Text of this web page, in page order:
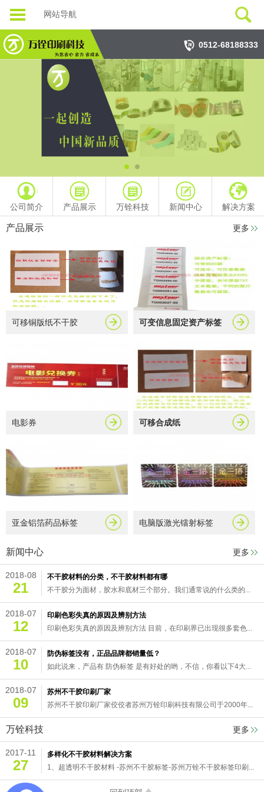
网站导航
0512-68188333
公司简介 产品展示 万铨科技 新闻中心 解决方案
产品展示 更多
可移铜版纸不干胶 可变信息固定资产标签
电影券 可移合成纸
亚金铝箔药品标签 电脑版激光镭射标签
新闻中心 更多
2018-08
21
不干胶材料的分类，不干胶材料都有哪
不干胶分为面材，胶水和底材三个部分。我们通常说的什么类的...
2018-07
12
印刷色彩失真的原因及辨别方法
印刷色彩失真的原因及辨别方法 目前，在印刷界已出现很多套色...
2018-07
10
防伪标签没有，正品品牌都销量低？
如此说来，产品有 防伪标签 是有好处的哟，不信，你看以下4大...
2018-07
09
苏州不干胶印刷厂家
苏州不干胶印刷厂家佼佼者苏州万铨印刷科技有限公司于2000年...
万铨科技 更多
2017-11
27
多样化不干胶材料解决方案
1、超透明不干胶材料 -苏州不干胶标签-苏州万铨不干胶标签印刷...